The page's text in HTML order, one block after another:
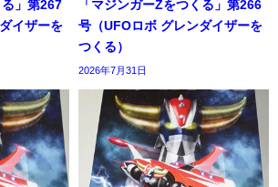
る」第267
イザーを
「マジンガーZをつくる」第266
号（UFOロボ グレンダイザーを
つくる）
2026年7月31日